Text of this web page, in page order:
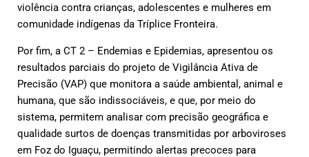
violência contra crianças, adolescentes e mulheres em
comunidade indígenas da Tríplice Fronteira.
Por fim, a CT 2 – Endemias e Epidemias, apresentou os
resultados parciais do projeto de Vigilância Ativa de
Precisão (VAP) que monitora a saúde ambiental, animal e
humana, que são indissociáveis, e que, por meio do
sistema, permitem analisar com precisão geográfica e
qualidade surtos de doenças transmitidas por arboviroses
em Foz do Iguaçu, permitindo alertas precoces para